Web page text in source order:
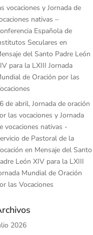
vocaciones y Jornada de
nativas –
Española de
Seculares en
del Santo Padre León
para la LXIII Jornada
de Oración por las
de abril, Jornada de oración
las vocaciones y Jornada
vocaciones nativas -
de Pastoral de la
en Mensaje del Santo
León XIV para la LXIII
Mundial de Oración
las Vocaciones
2026